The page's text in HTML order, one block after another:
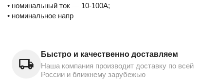
• номинальный ток — 10-100А;
• номинальное напр
Быстро и качественно доставляем
Наша компания производит доставку по всей
России и ближнему зарубежью